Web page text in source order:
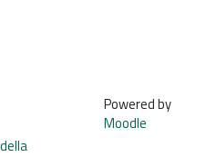
Powered by
Moodle